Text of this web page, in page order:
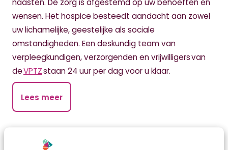
naasten. De zorg is afgestemd op uw behoeften en
wensen. Het hospice besteedt aandacht aan zowel
uw lichamelijke, geestelijke als sociale
omstandigheden. Een deskundig team van
verpleegkundigen, verzorgenden en vrijwilligers van
deVPTZstaan 24 uur per dag voor u klaar.
Lees meer
Marcelis Goverts Gasthuis